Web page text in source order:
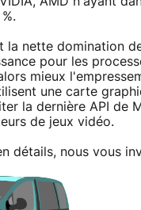
la nette domination
pour les
mieux
une carte
la dernière API de
de jeux vidéo.
détails, nous vous